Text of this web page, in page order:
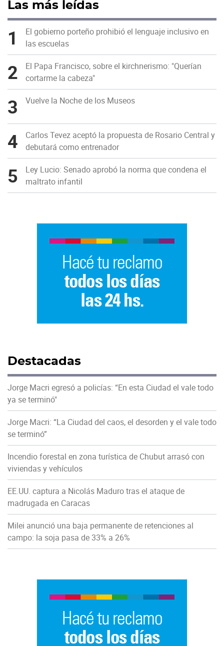
Las más leídas
1
El gobierno porteño prohibió el lenguaje inclusivo en
las escuelas
2
El Papa Francisco, sobre el kirchnerismo: "Querían
cortarme la cabeza"
3 Vuelve la Noche de los Museos
4
Carlos Tevez aceptó la propuesta de Rosario Central y
debutará como entrenador
5
Ley Lucio: Senado aprobó la norma que condena el
maltrato infantil
Destacadas
Jorge Macri egresó a policías: “En esta Ciudad el vale todo
ya se terminó"
Jorge Macri: “La Ciudad del caos, el desorden y el vale todo
se terminó”
Incendio forestal en zona turística de Chubut arrasó con
viviendas y vehículos
EE.UU. captura a Nicolás Maduro tras el ataque de
madrugada en Caracas
Milei anunció una baja permanente de retenciones al
campo: la soja pasa de 33% a 26%